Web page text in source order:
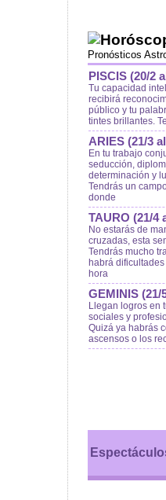
Pronósticos
PISCIS (20/2
Tu capacidad
recibirá
público y tu
tintes brillantes.
ARIES (21/3
En tu trabajo
seducción,
determinación y
Tendrás un
donde
TAURO (21/4
No estarás de
cruzadas, esta
Tendrás mucho
habrá
hora
GEMINIS (21/
Llegan logros en
sociales y
Quizá ya habrás
ascensos o los